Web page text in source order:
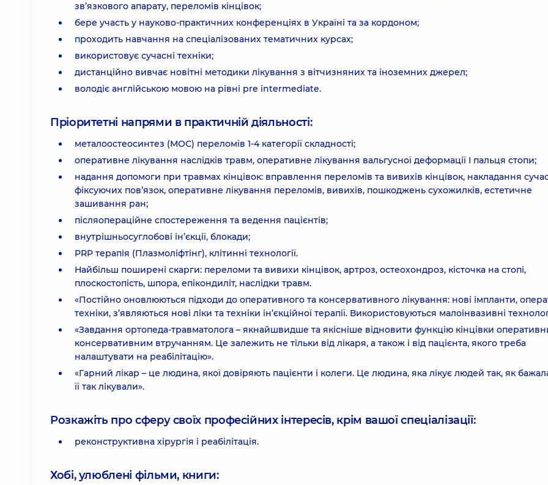
зв’язкового апарату, переломів кінцівок;
бере участь у науково-практичних конференціях в Україні та за кордоном;
проходить навчання на спеціалізованих тематичних курсах;
використовує сучасні техніки;
дистанційно вивчає новітні методики лікування з вітчизняних та іноземних джерел;
володіє англійською мовою на рівні pre intermediate.
Пріоритетні напрями в практичній діяльності:
металоостеосинтез (МОС) переломів 1-4 категорії складності;
оперативне лікування наслідків травм, оперативне лікування вальгусної деформації I пальця стопи;
надання допомоги при травмах кінцівок: вправлення переломів та вивихів кінцівок, накладання
фіксуючих пов’язок, оперативне лікування переломів, вивихів, пошкоджень сухожилків, естетичне
зашивання ран;
післяопераційне спостереження та ведення пацієнтів;
внутрішньосуглобові ін’єкції, блокади;
PRP терапія (Плазмоліфтінг), клітинні технології.
Найбільш поширені скарги: переломи та вивихи кінцівок, артроз, остеохондроз, кісточка на стопі,
плоскостопість, шпора, епікондиліт, наслідки травм.
«Постійно оновлюються підходи до оперативного та консервативного лікування: нові імпланти,
техніки, з’являються нові ліки та техніки ін’єкційної терапії. Використовуються малоінвазивні
«Завдання ортопеда-травматолога – якнайшвидше та якісніше відновити функцію кінцівки
консервативним втручанням. Це залежить не тільки від лікаря, а також і від пацієнта, якого треба
налаштувати на реабілітацію».
«Гарний лікар – це людина, якої довіряють пацієнти і колеги. Це людина, яка лікує людей так, як
її так лікували».
Розкажіть про сферу своїх професійних інтересів, крім вашої спеціалізації:
реконструктивна хірургія і реабілітація.
Хобі, улюблені фільми, книги: